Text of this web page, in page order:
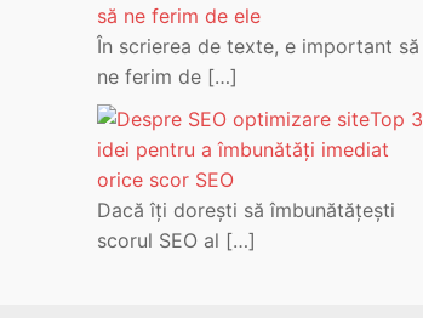
să ne ferim de ele
În scrierea de texte, e important să
ne ferim de […]
Top 3
idei pentru a îmbunătăți imediat
orice scor SEO
Dacă îți dorești să îmbunătățești
scorul SEO al […]